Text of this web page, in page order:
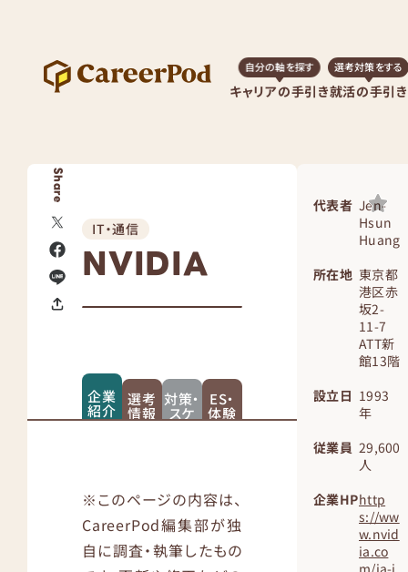
キャリアの手引き
自分の軸を探す
就活の手引き
選考対策をする
Share
IT・通信
NVIDIA
企業
紹介
選考
情報
対策・
スケ
ES・
体験
※このページの内容は、
CareerPod編集部が独
自に調査・執筆したもの
代表者 Jen-
Hsun
Huang
所在地 東京都
港区赤
坂2-
11-7
ATT新
館13階
設立日 1993
年
従業員 29,600
人
企業HPhttp
s://ww
w.nvid
ia.co
m/ja-j